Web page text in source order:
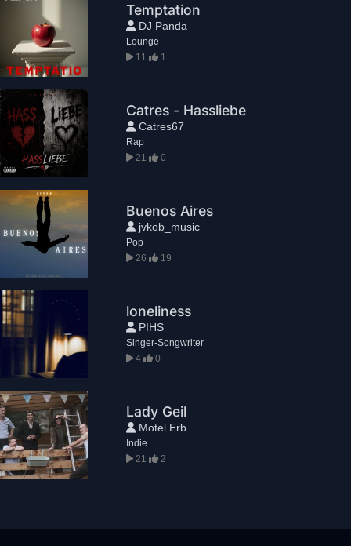
Temptation
DJ Panda
Lounge
11
1
Catres - Hassliebe
Catres67
Rap
21
0
Buenos Aires
jvkob_music
Pop
26
19
loneliness
PIHS
Singer-Songwriter
4
0
Lady Geil
Motel Erb
Indie
21
2